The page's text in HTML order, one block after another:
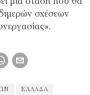
σχέσεων
ΕΛΛΆΔΑ